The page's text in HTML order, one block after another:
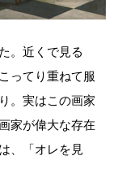
。近くで見る
ってり重ねて服
。実はこの画家
家が偉大な存在
、「オレを見